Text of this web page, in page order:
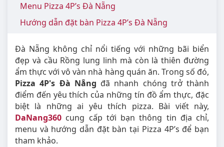
Menu Pizza 4P’s Đà Nẵng
Hướng dẫn đặt bàn Pizza 4P’s Đà Nẵng
Đà Nẵng không chỉ nổi tiếng với những bãi biển
đẹp và cầu Rồng lung linh mà còn là thiên đường
ẩm thực với vô vàn nhà hàng quán ăn. Trong số đó,
Pizza 4P's Đà Nẵng đã nhanh chóng trở thành
điểm đến yêu thích của những tín đồ ẩm thực, đặc
biệt là những ai yêu thích pizza. Bài viết này,
DaNang360 cung cấp tới bạn thông tin địa chỉ,
menu và hướng dẫn đặt bàn tại Pizza 4P’s để bạn
tham khảo.